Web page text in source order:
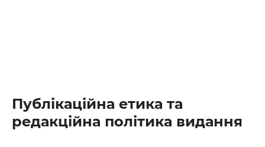
Публікаційна етика та
редакційна політика видання